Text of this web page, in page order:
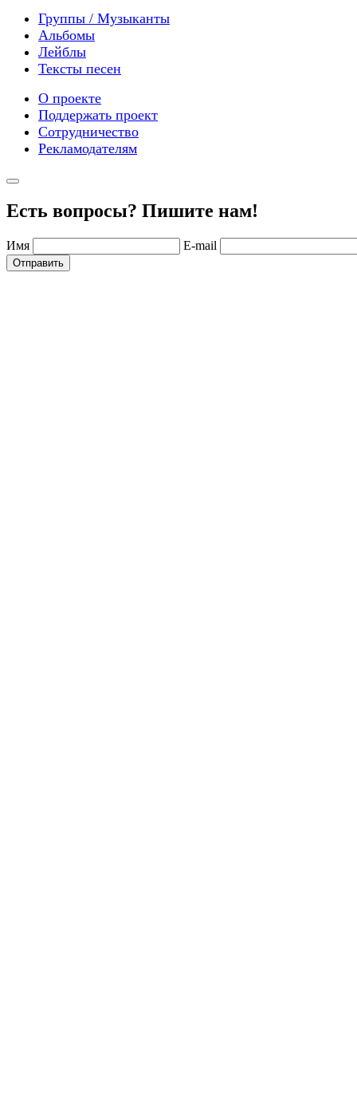
Группы / Музыканты
Альбомы
Лейблы
Тексты песен
О проекте
Поддержать проект
Сотрудничество
Рекламодателям
Есть вопросы? Пишите нам!
Имя E-mail